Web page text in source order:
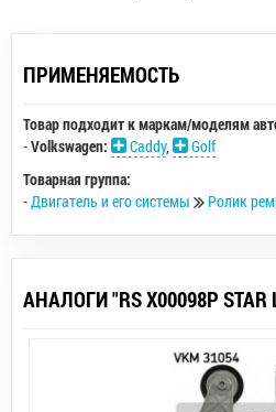
ПРИМЕНЯЕМОСТЬ
Товар подходит к маркам/моделям
-Volkswagen: Caddy,
Golf
Товарная группа:
-Двигатель и его системы Ролик
АНАЛОГИ "RS X00098P STAR